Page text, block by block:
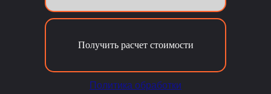
Получить расчет стоимости
Политика обработки